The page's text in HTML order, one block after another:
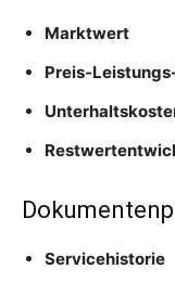
Marktwert
Preis-
Servicehistorie